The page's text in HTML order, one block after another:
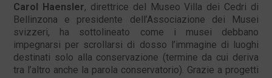
Carol Haensler, direttrice del Museo Villa dei Cedri di
Bellinzona e presidente dell’Associazione dei Musei
svizzeri, ha sottolineato come i musei debbano
impegnarsi per scrollarsi di dosso l’immagine di luoghi
destinati solo alla conservazione (termine da cui deriva
tra l’altro anche la parola conservatorio). Grazie a progetti